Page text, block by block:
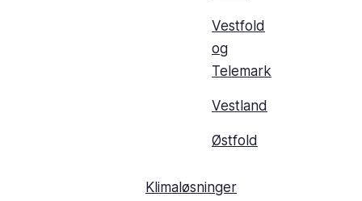
Vestfold
og
Telemark
Vestland
Østfold
Klimaløsninger